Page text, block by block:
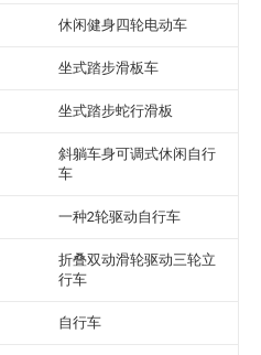
休闲健身四轮电动车
坐式踏步滑板车
坐式踏步蛇行滑板
斜躺车身可调式休闲自行
车
一种2轮驱动自行车
折叠双动滑轮驱动三轮立
行车
自行车